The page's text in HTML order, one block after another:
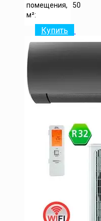
помещения,
м²:
50
Купить